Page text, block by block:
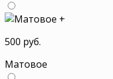
+
500 руб.
Матовое